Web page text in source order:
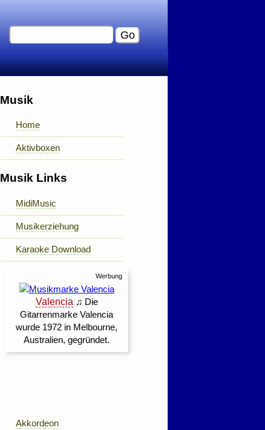
Musik
Home
Aktivboxen
Musik Links
MidiMusic
Musikerziehung
Karaoke Download
Akkordeon